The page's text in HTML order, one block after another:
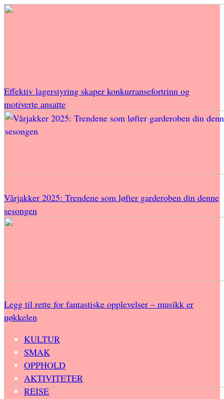
Effektiv lagerstyring skaper konkurransefortrinn og
motiverte ansatte
Vårjakker 2025: Trendene som løfter garderoben din denne
sesongen
Legg til rette for fantastiske opplevelser – musikk er
nøkkelen
KULTUR
SMAK
OPPHOLD
AKTIVITETER
REISE